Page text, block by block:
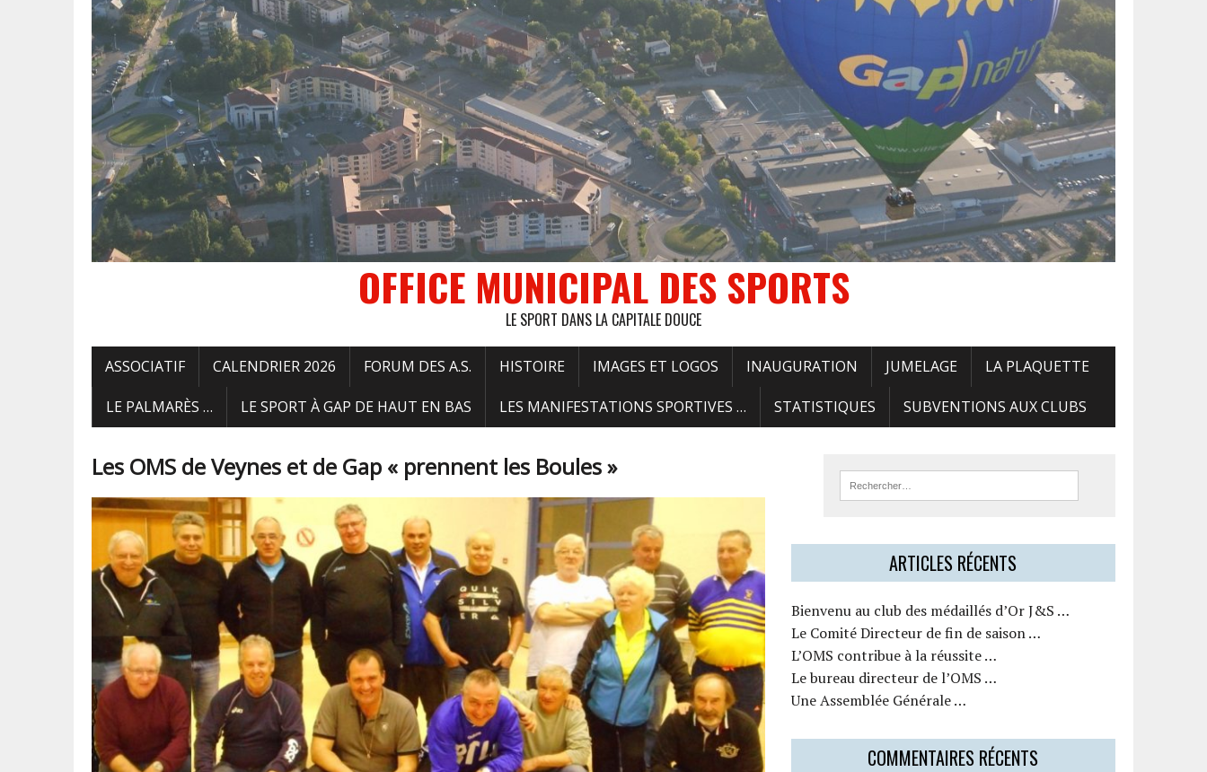
OFFICE MUNICIPAL DES SPORTS
LE SPORT DANS LA CAPITALE DOUCE
ASSOCIATIF CALENDRIER 2026 FORUM DES A.S. HISTOIRE IMAGES ET LOGOS INAUGURATION JUMELAGE LA PLAQUETTE
LE PALMARÈS … LE SPORT À GAP DE HAUT EN BAS LES MANIFESTATIONS SPORTIVES … STATISTIQUES SUBVENTIONS AUX CLUBS
Les OMS de Veynes et de Gap « prennent les Boules »
ARTICLES RÉCENTS
Bienvenu au club des médaillés d’Or J&S …
Le Comité Directeur de fin de saison …
L’OMS contribue à la réussite …
Le bureau directeur de l’OMS …
Une Assemblée Générale …
COMMENTAIRES RÉCENTS